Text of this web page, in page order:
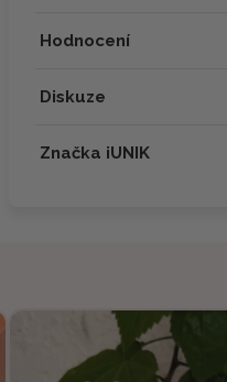
Hodnocení
Diskuze
Značka iUNIK